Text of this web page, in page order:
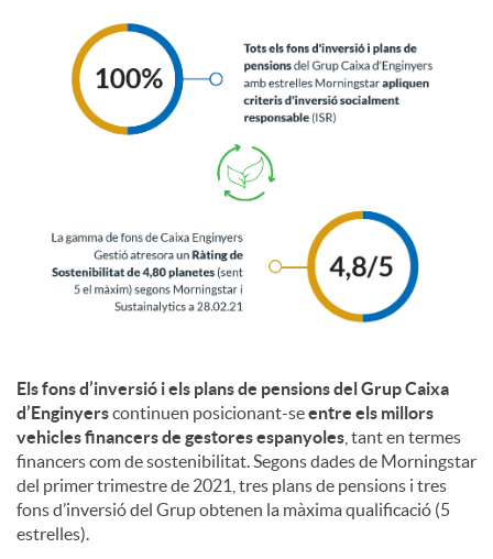
Els fons d’inversió i els plans de pensions del Grup Caixa
d’Enginyerscontinuen posicionant-seentre els millors
vehicles financers de gestores espanyoles , tant en termes
financers com de sostenibilitat. Segons dades de Morningstar
del primer trimestre de 2021, tres plans de pensions i tres
fons d’inversió del Grup obtenen la màxima qualificació (5
estrelles).